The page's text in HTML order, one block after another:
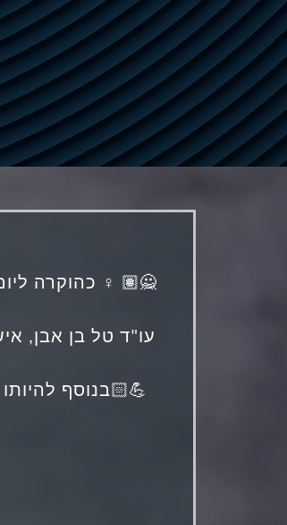
🙅🏽 ♀️ כהוקרה
עו"ד טל בן אבן,
💪🏻בנוסף